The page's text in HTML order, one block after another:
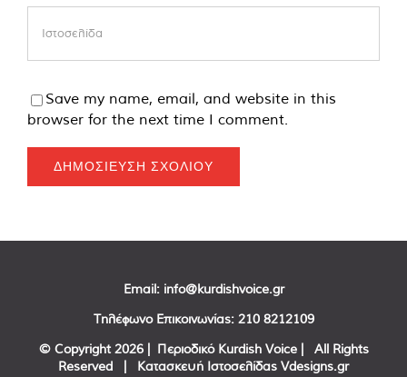
Save my name, email, and website in this
browser for the next time I comment.
Email: info@kurdishvoice.gr
Τηλέφωνο Επικοινωνίας: 210 8212109
© Copyright 2026 | Περιοδικό Kurdish Voice | All Rights
Reserved | Κατασκευή Ιστοσελίδας Vdesigns.gr